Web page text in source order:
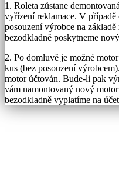
1. Roleta zůstane
vyřízení reklamace. V případě
posouzení výrobce na
bezodkladně poskytneme
2. Po domluvě je možné
kus (bez posouzení
motor účtován. Bude-li pak
vám namontovaný nový
bezodkladně vyplatíme na